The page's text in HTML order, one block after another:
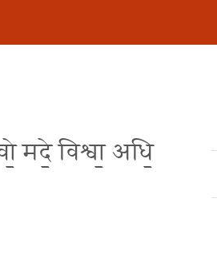
मदे॒ विश्वा॒ अधि॒